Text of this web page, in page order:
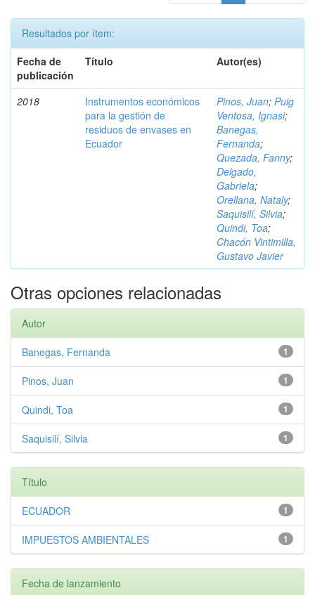
Resultados por ítem:
Fecha de
publicación
Título Autor(es)
2018
Instrumentos económicos
para la gestión de
residuos de envases en
Ecuador
Pinos, Juan; Puig
Ventosa, Ignasi;
Banegas,
Fernanda;
Quezada, Fanny;
Delgado,
Gabriela;
Orellana, Nataly;
Saquisilí, Silvia;
Quindi, Toa;
Chacón Vintimilla,
Gustavo Javier
Otras opciones relacionadas
Autor
1
Banegas, Fernanda
1
Pinos, Juan
1
Quindi, Toa
1
Saquisilí, Silvia
Título
1
ECUADOR
1
IMPUESTOS AMBIENTALES
Fecha de lanzamiento